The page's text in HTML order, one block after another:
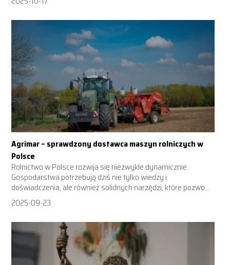
Agrimar – sprawdzony dostawca maszyn rolniczych w
Polsce
Rolnictwo w Polsce rozwija się niezwykle dynamicznie.
Gospodarstwa potrzebują dziś nie tylko wiedzy i
doświadczenia, ale również solidnych narzędzi, które pozwo...
2025-09-23